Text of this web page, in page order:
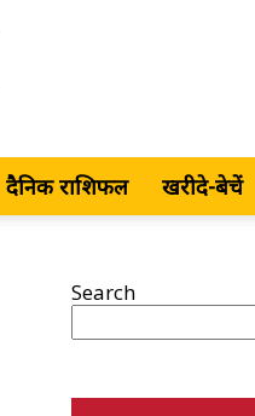
दैनिक राशिफल खरीदे-बेचें
Search